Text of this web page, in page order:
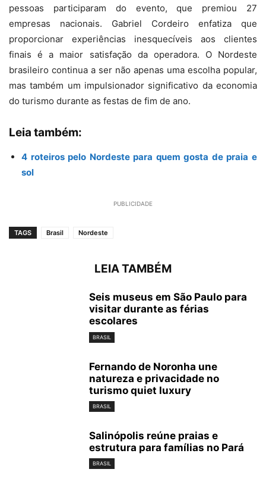
pessoas participaram do evento, que premiou 27
empresas nacionais. Gabriel Cordeiro enfatiza que
proporcionar experiências inesquecíveis aos clientes
finais é a maior satisfação da operadora. O Nordeste
brasileiro continua a ser não apenas uma escolha popular,
mas também um impulsionador significativo da economia
do turismo durante as festas de fim de ano.
Leia também:
4 roteiros pelo Nordeste para quem gosta de praia e
sol
PUBLICIDADE
TAGS Brasil Nordeste
LEIA TAMBÉM
Seis museus em São Paulo para
visitar durante as férias
escolares
BRASIL
Fernando de Noronha une
natureza e privacidade no
turismo quiet luxury
BRASIL
Salinópolis reúne praias e
estrutura para famílias no Pará
BRASIL